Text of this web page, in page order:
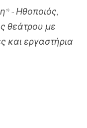
- Ηθοποιός,
θεάτρου με
και εργαστήρια